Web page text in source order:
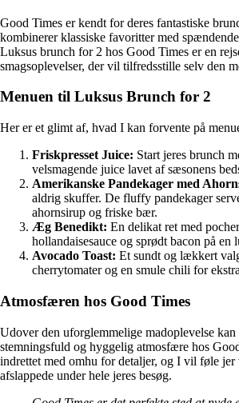
Good Times er kendt for deres fantastiske
kombinerer klassiske favoritter med
Luksus brunch for 2 hos Good Times er en
smagsoplevelser, der vil tilfredsstille selv den
Menuen til Luksus Brunch for 2
Her er et glimt af, hvad I kan forvente på
Friskpresset Juice: Start jeres brunch
velsmagende juice lavet af sæsonens
Amerikanske Pandekager med
aldrig skuffer. De fluffy pandekager
ahornsirup og friske bær.
Æg Benedikt: En delikat ret med
hollandaisesauce og sprødt bacon på
Avocado Toast: Et sundt og lækkert
cherrytomater og en smule chili for
Atmosfæren hos Good Times
Udover den uforglemmelige madoplevelse
stemningsfuld og hyggelig atmosfære hos
indrettet med omhu for detaljer, og I vil føle jer
afslappede under hele jeres besøg.